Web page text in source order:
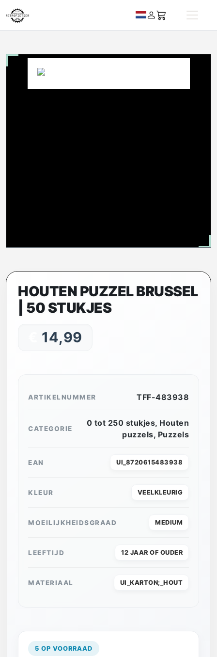
HOUTEN PUZZEL BRUSSEL
| 50 STUKJES
14,99
ARTIKELNUMMER TFF-483938
CATEGORIE
0 tot 250 stukjes, Houten
puzzels, Puzzels
EAN UI_8720615483938
KLEUR VEELKLEURIG
MOEILIJKHEIDSGRAAD MEDIUM
LEEFTIJD 12 JAAR OF OUDER
MATERIAAL UI_KARTON;_HOUT
5 OP VOORRAAD